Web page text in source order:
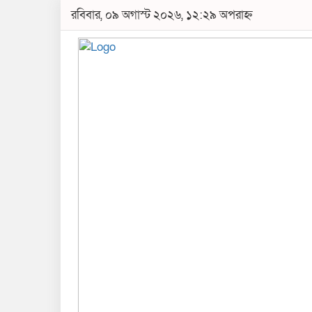
রবিবার, ০৯ অগাস্ট ২০২৬, ১২:২৯ অপরাহ্ন